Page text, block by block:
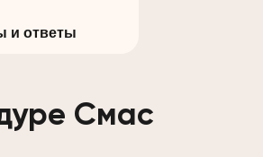
и ответы
Смас